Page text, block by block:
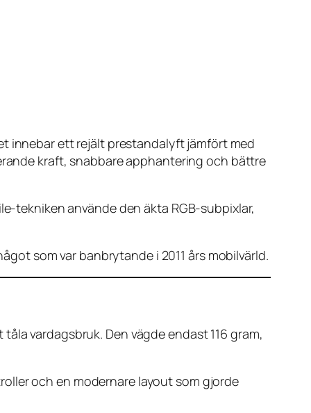
innebar ett rejält prestandalyft jämfört med
kraft, snabbare apphantering och bättre
tekniken använde den äkta RGB-subpixlar,
som var banbrytande i 2011 års mobilvärld.
vardagsbruk. Den vägde endast 116 gram,
och en modernare layout som gjorde